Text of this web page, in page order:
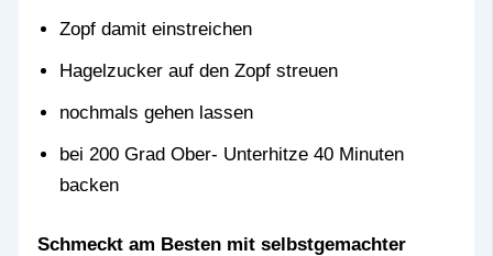
Zopf damit einstreichen
Hagelzucker auf den Zopf streuen
nochmals gehen lassen
bei 200 Grad Ober- Unterhitze 40 Minuten
backen
Schmeckt am Besten mit selbstgemachter